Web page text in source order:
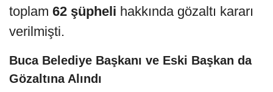
toplam 62 şüpheli hakkında gözaltı kararı
verilmişti.
Buca Belediye Başkanı ve Eski Başkan da
Gözaltına Alındı